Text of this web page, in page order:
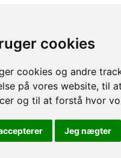
cookies
cookies og andre
på vores website, til
og til at forstå hvor
Jeg nægter